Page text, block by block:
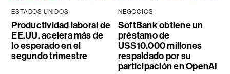
ESTADOS UNIDOS
Productividad laboral de
EE.UU. acelera más de
lo esperado en el
segundo trimestre
NEGOCIOS
SoftBank obtiene un
préstamo de
US$10.000 millones
respaldado por su
participación en OpenAI